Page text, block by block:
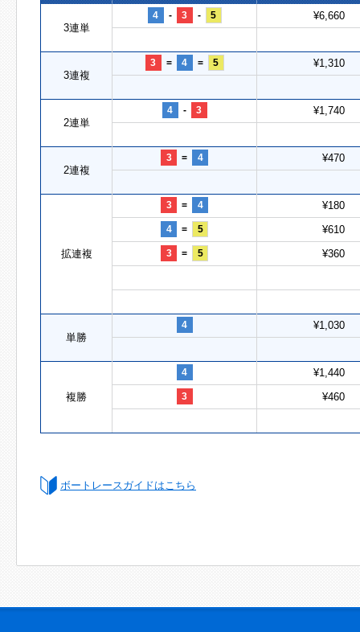
3連単
4 - 3 - 5 ¥6,660
3連複
3 = 4 = 5 ¥1,310
2連単
4 - 3 ¥1,740
2連複
3 = 4 ¥470
拡連複
3 = 4 ¥180
4 = 5 ¥610
3 = 5 ¥360
単勝
4 ¥1,030
複勝
4 ¥1,440
3 ¥460
ボートレースガイドはこちら